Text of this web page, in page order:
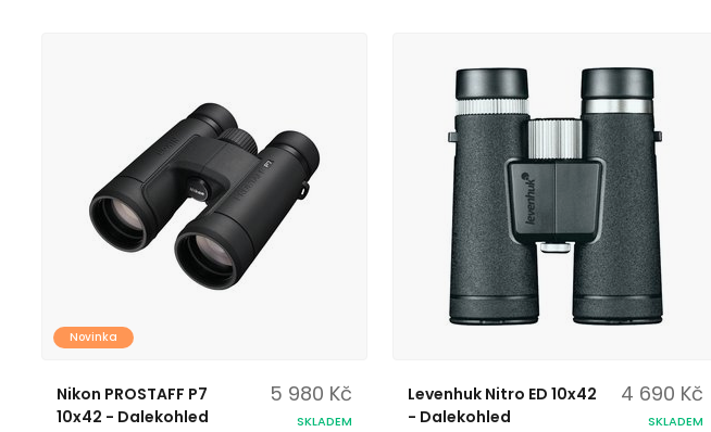
Novinka
Nikon PROSTAFF P7
10x42 - Dalekohled
5 980 Kč
SKLADEM
Levenhuk Nitro ED 10x42
- Dalekohled
4 690 Kč
SKLADEM